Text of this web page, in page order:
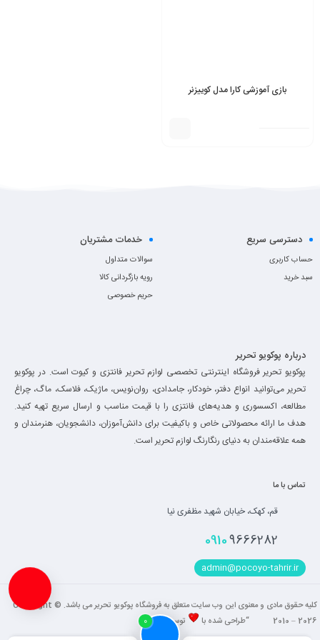
بازی آموزشی کارا مدل کوییزنر
0
دسترسی سریع
حساب کاربری
سبد خرید
خدمات مشتریان
سوالات متداول
رویه بازگردانی کالا
حریم خصوصی
درباره پوکویو تحریر
پوکویو تحریر فروشگاه اینترنتی تخصصی لوازم تحریر فانتزی و کیوت است. در پوکویو
تحریر می‌توانید انواع دفتر، خودکار، جامدادی، روان‌نویس، ماژیک، فلاسک، ماگ، چراغ
مطالعه، اکسسوری و هدیه‌های فانتزی را با قیمت مناسب و ارسال سریع تهیه کنید.
هدف ما ارائه محصولاتی خاص و باکیفیت برای دانش‌آموزان، دانشجویان، هنرمندان و
همه علاقه‌مندان به دنیای رنگارنگ لوازم تحریر است.
تماس با ما
قم، کهک، خیابان شهید مظفری نیا
09109666282
admin@pocoyo-tahrir.ir
کلیه حقوق مادی و معنوی این وب سایت متعلق به فروشگاه پوکویو تحریر می باشد. Copyright ©
2010 – 2026 “طراحی شده با
توسط فاضل “